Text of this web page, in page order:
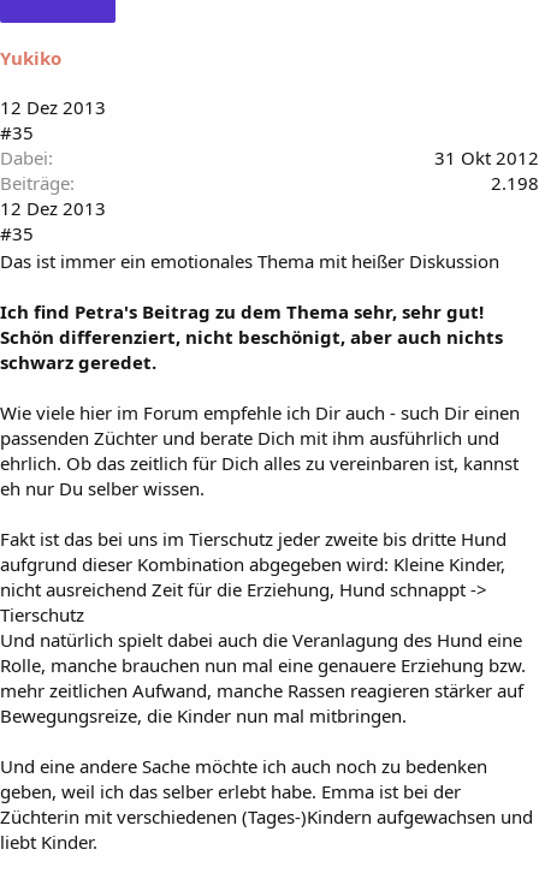
Yukiko
12 Dez 2013
#35
Dabei
31 Okt 2012
Beiträge
2.198
12 Dez 2013
#35
Das ist immer ein emotionales Thema mit heißer Diskussion
Ich find Petra's Beitrag zu dem Thema sehr, sehr gut!
Schön differenziert, nicht beschönigt, aber auch nichts
schwarz geredet.
Wie viele hier im Forum empfehle ich Dir auch - such Dir einen
passenden Züchter und berate Dich mit ihm ausführlich und
ehrlich. Ob das zeitlich für Dich alles zu vereinbaren ist, kannst
eh nur Du selber wissen.
Fakt ist das bei uns im Tierschutz jeder zweite bis dritte Hund
aufgrund dieser Kombination abgegeben wird: Kleine Kinder,
nicht ausreichend Zeit für die Erziehung, Hund schnappt ->
Tierschutz
Und natürlich spielt dabei auch die Veranlagung des Hund eine
Rolle, manche brauchen nun mal eine genauere Erziehung bzw.
mehr zeitlichen Aufwand, manche Rassen reagieren stärker auf
Bewegungsreize, die Kinder nun mal mitbringen.
Und eine andere Sache möchte ich auch noch zu bedenken
geben, weil ich das selber erlebt habe. Emma ist bei der
Züchterin mit verschiedenen (Tages-)Kindern aufgewachsen und
liebt Kinder.